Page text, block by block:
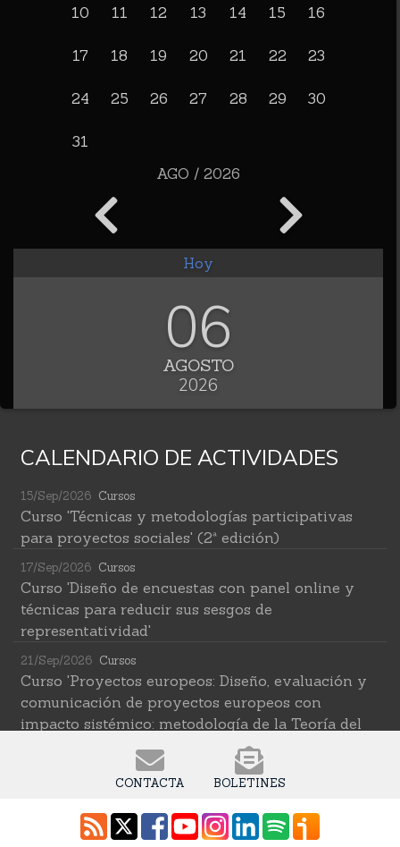
10 11 12 13 14 15 16
17 18 19 20 21 22 23
24 25 26 27 28 29 30
31
AGO / 2026
Hoy
06
AGOSTO
2026
CALENDARIO DE ACTIVIDADES
15/Sep/2026 Cursos
Curso 'Técnicas y metodologías participativas
para proyectos sociales' (2ª edición)
17/Sep/2026 Cursos
Curso 'Diseño de encuestas con panel online y
técnicas para reducir sus sesgos de
representatividad'
21/Sep/2026 Cursos
Curso 'Proyectos europeos: Diseño, evaluación y
comunicación de proyectos europeos con
impacto sistémico: metodología de la Teoría del
Cambio transformativa'
Cursos
ciencias sociales' (2ª edición)
CONTACTA BOLETINES